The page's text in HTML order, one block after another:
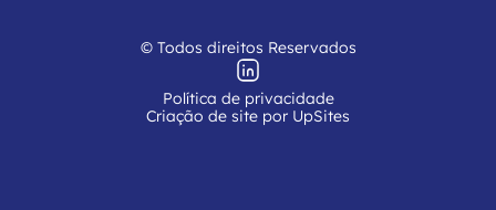
© Todos direitos Reservados
Política de privacidade
Criação de site por UpSites